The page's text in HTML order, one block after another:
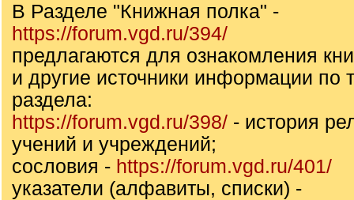
В Разделе "Книжная полка" -
https://forum.vgd.ru/394/
предлагаются для ознакомления
и другие источники информации по
раздела:
https://forum.vgd.ru/398/ - история
учений и учреждений;
сословия - https://forum.vgd.ru/401/
указатели (алфавиты, списки) -